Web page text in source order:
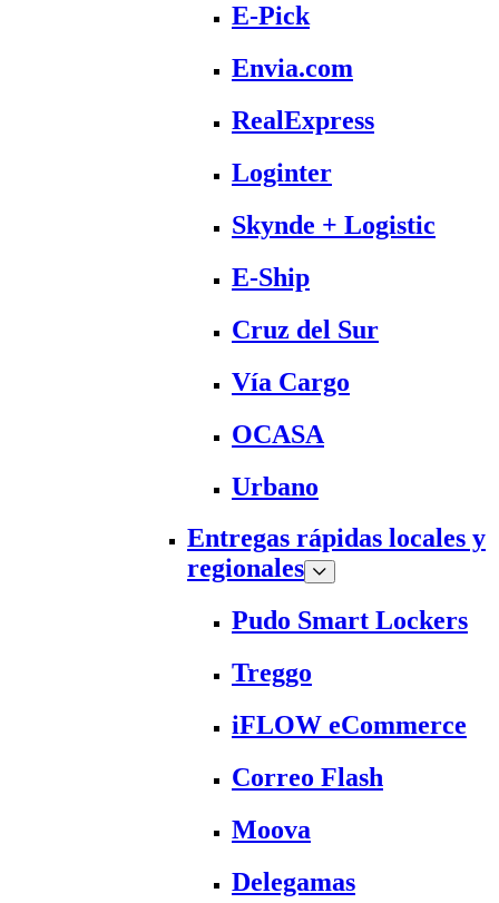
E-Pick
Envia.com
RealExpress
Loginter
Skynde + Logistic
E-Ship
Cruz del Sur
Vía Cargo
OCASA
Urbano
Entregas rápidas locales y
regionales
Pudo Smart Lockers
Treggo
iFLOW eCommerce
Correo Flash
Moova
Delegamas